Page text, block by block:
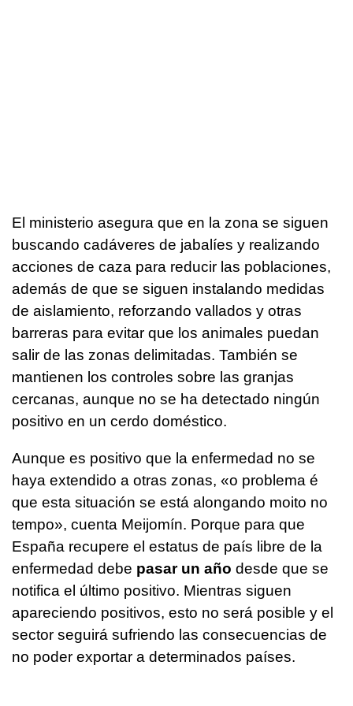
El ministerio asegura que en la zona se siguen
buscando cadáveres de jabalíes y realizando
acciones de caza para reducir las poblaciones,
además de que se siguen instalando medidas
de aislamiento, reforzando vallados y otras
barreras para evitar que los animales puedan
salir de las zonas delimitadas. También se
mantienen los controles sobre las granjas
cercanas, aunque no se ha detectado ningún
positivo en un cerdo doméstico.
Aunque es positivo que la enfermedad no se
haya extendido a otras zonas, «o problema é
que esta situación se está alongando moito no
tempo», cuenta Meijomín. Porque para que
España recupere el estatus de país libre de la
enfermedad debe pasar un año desde que se
notifica el último positivo. Mientras siguen
apareciendo positivos, esto no será posible y el
sector seguirá sufriendo las consecuencias de
no poder exportar a determinados países.